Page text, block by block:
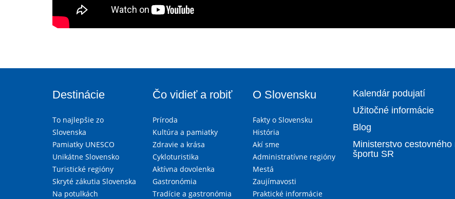
Destinácie
To najlepšie zo
Slovenska
Pamiatky UNESCO
Unikátne Slovensko
Turistické regióny
Skryté zákutia Slovenska
Na potulkách
Čo vidieť a robiť
Príroda
Kultúra a pamiatky
Zdravie a krása
Cykloturistika
Aktívna dovolenka
Gastronómia
Tradície a gastronómia
O Slovensku
Fakty o Slovensku
História
Akí sme
Administratívne regióny
Mestá
Zaujímavosti
Praktické informácie
Kalendár podujatí
Užitočné informácie
Blog
Ministerstvo cestovného
športu SR